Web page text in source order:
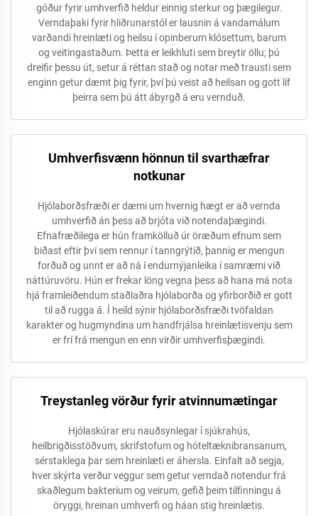
góður fyrir umhverfið heldur einnig sterkur og þægilegur.
Verndaþaki fyrir hliðrunarstól er lausnin á vandamálum
varðandi hreinlæti og heilsu í opinberum klósettum, barum
og veitingastaðum. Þetta er leikhluti sem breytir öllu; þú
dreifir þessu út, setur á réttan stað og notar með trausti sem
enginn getur dæmt þig fyrir, því þú veist að heilsan og gott líf
þeirra sem þú átt ábyrgð á eru vernduð.
Umhverfisvænn hönnun til svarthæfrar
notkunar
Hjólaborðsfræði er dæmi um hvernig hægt er að vernda
umhverfið án þess að brjóta við notendaþægindi.
Efnafræðilega er hún framkölluð úr öræðum efnum sem
biðast eftir því sem rennur í tanngrýtið, þannig er mengun
forðuð og unnt er að ná í endurnýjanleika í samræmi við
náttúruvöru. Hún er frekar löng vegna þess að hana má nota
hjá framleiðendum staðlaðra hjólaborða og yfirborðið er gott
til að rugga á. Í heild sýnir hjólaborðsfræði tvöfaldan
karakter og hugmyndina um handfrjálsa hreinlætisvenju sem
er frí frá mengun en enn virðir umhverfisþægindi.
Treystanleg vörður fyrir atvinnumætingar
Hjólaskúrar eru nauðsynlegar í sjúkrahús,
heilbrigðisstöðvum, skrifstofum og hóteltæknibransanum,
sérstaklega þar sem hreinlæti er áhersla. Einfalt að segja,
hver skýrta verður veggur sem getur verndað notendur frá
skaðlegum bakteríum og veirum, gefið þeim tilfinningu á
öryggi, hreinan umhverfi og háan stig hreinlætis.